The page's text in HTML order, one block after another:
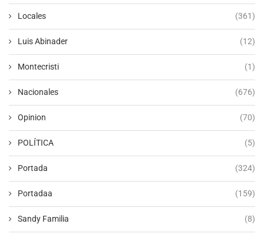
Locales (361)
Luis Abinader (12)
Montecristi (1)
Nacionales (676)
Opinion (70)
POLÍTICA (5)
Portada (324)
Portadaa (159)
Sandy Familia (8)